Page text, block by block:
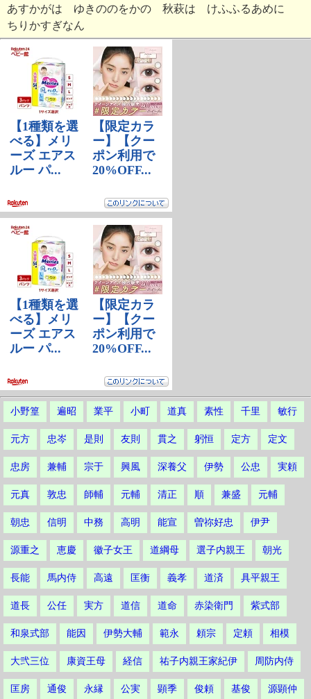
あすかがは ゆきののをかの 秋萩は けふふるあめに
ちりかすぎなん
小野篁 遍昭 業平 小町 道真 素性 千里 敏行
元方 忠岑 是則 友則 貫之 躬恒 定方 定文
忠房 兼輔 宗于 興風 深養父 伊勢 公忠 実頼
元真 敦忠 師輔 元輔 清正 順 兼盛 元輔
朝忠 信明 中務 高明 能宣 曽祢好忠 伊尹
源重之 恵慶 徽子女王 道綱母 選子内親王 朝光
長能 馬内侍 高遠 匡衡 義孝 道済 具平親王
道長 公任 実方 道信 道命 赤染衛門 紫式部
和泉式部 能因 伊勢大輔 範永 頼宗 定頼 相模
大弐三位 康資王母 経信 祐子内親王家紀伊 周防内侍
匡房 通俊 永縁 公実 顕季 俊頼 基俊 源顕仲